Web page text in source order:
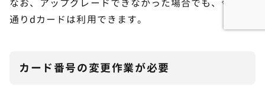
なお、アップグレードできなかった場合でも、今まで
通りdカードは利用できます。
カード番号の変更作業が必要